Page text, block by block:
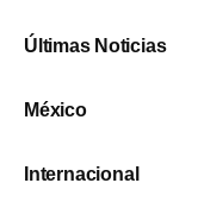
Últimas Noticias
México
Internacional